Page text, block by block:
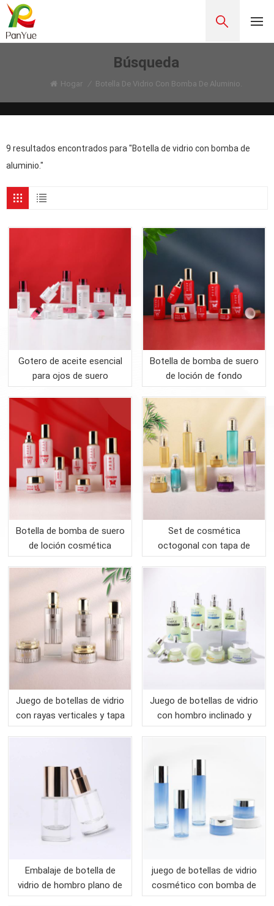
Búsqueda
Hogar / Botella De Vidrio Con Bomba De Aluminio.
9 resultados encontrados para "Botella de vidrio con bomba de
aluminio."
Gotero de aceite esencial
para ojos de suero
esmerilado de lujo con
tapa impresa
Botella de bomba de suero
de loción de fondo
espesado y frasco de
Botella de bomba de suero
de loción cosmética
personalizada y tarro de
Set de cosmética
octogonal con tapa de
aluminio acrílico y
Juego de botellas de vidrio
con rayas verticales y tapa
acrílica.
Juego de botellas de vidrio
con hombro inclinado y
cuentagotas de aluminio
Embalaje de botella de
vidrio de hombro plano de
20 ml al por mayor
juego de botellas de vidrio
cosmético con bomba de
loción de aluminio para